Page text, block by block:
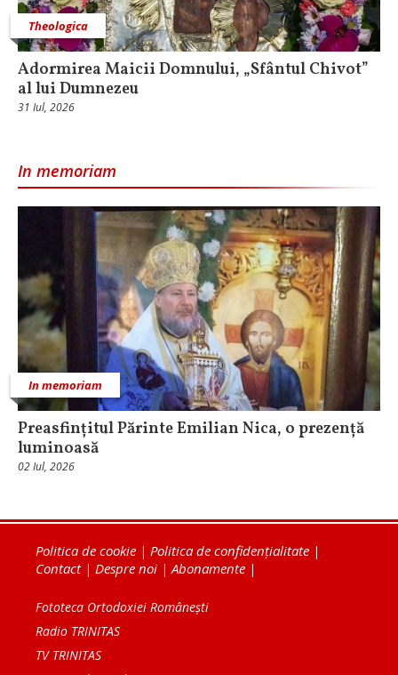
Theologica
Adormirea Maicii Domnului, „Sfântul Chivot”
al lui Dumnezeu
31 Iul, 2026
In memoriam
In memoriam
Preasfințitul Părinte Emilian Nica, o prezență
luminoasă
02 Iul, 2026
Politica de cookie | Politica de confidențialitate |
Contact| Despre noi | Abonamente |
Fototeca Ortodoxiei Românești
Radio TRINITAS
TV TRINITAS